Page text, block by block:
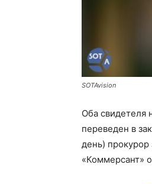
SOTAvision
Оба свидетеля
переведен в
день) прокурор
«Коммерсант»